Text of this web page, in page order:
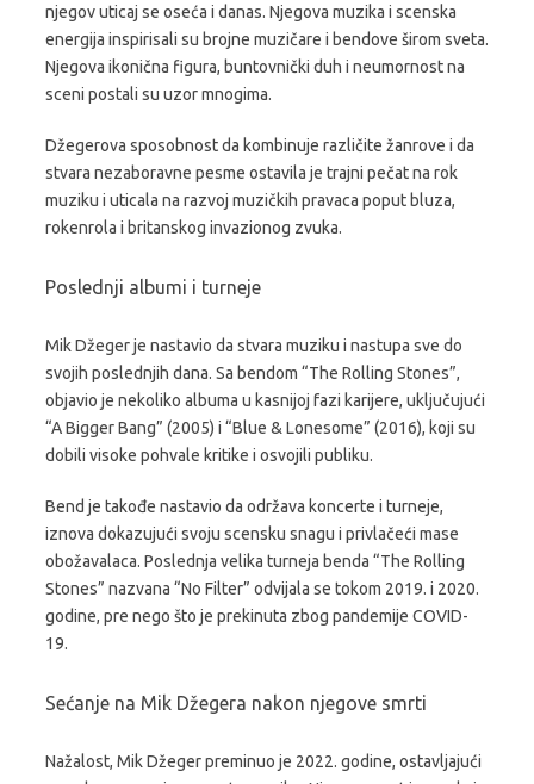
njegov uticaj se oseća i danas. Njegova muzika i scenska
energija inspirisali su brojne muzičare i bendove širom sveta.
Njegova ikonična figura, buntovnički duh i neumornost na
sceni postali su uzor mnogima.
Džegerova sposobnost da kombinuje različite žanrove i da
stvara nezaboravne pesme ostavila je trajni pečat na rok
muziku i uticala na razvoj muzičkih pravaca poput bluza,
rokenrola i britanskog invazionog zvuka.
Poslednji albumi i turneje
Mik Džeger je nastavio da stvara muziku i nastupa sve do
svojih poslednjih dana. Sa bendom “The Rolling Stones”,
objavio je nekoliko albuma u kasnijoj fazi karijere, uključujući
“A Bigger Bang” (2005) i “Blue & Lonesome” (2016), koji su
dobili visoke pohvale kritike i osvojili publiku.
Bend je takođe nastavio da održava koncerte i turneje,
iznova dokazujući svoju scensku snagu i privlačeći mase
obožavalaca. Poslednja velika turneja benda “The Rolling
Stones” nazvana “No Filter” odvijala se tokom 2019. i 2020.
godine, pre nego što je prekinuta zbog pandemije COVID-
19.
Sećanje na Mik Džegera nakon njegove smrti
Nažalost, Mik Džeger preminuo je 2022. godine, ostavljajući